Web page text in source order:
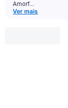
Amorf...
Ver mais